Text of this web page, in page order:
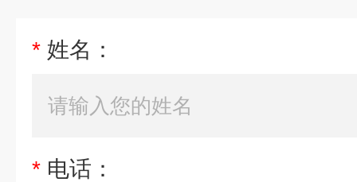
* 姓名：
* 电话：